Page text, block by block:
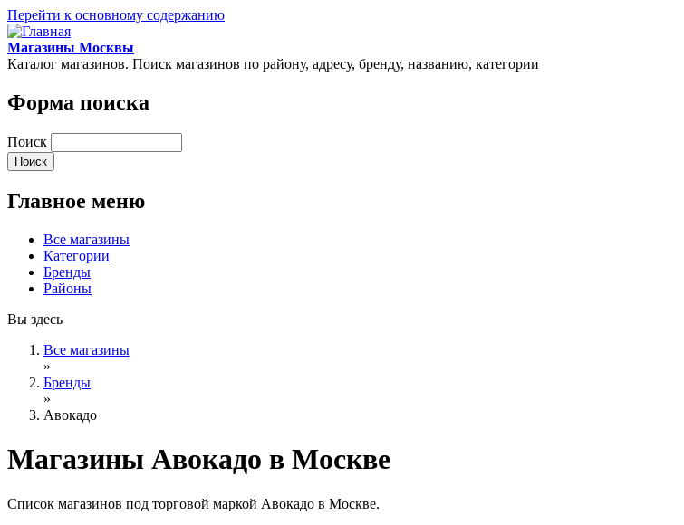
Перейти к основному содержанию
Магазины Москвы
Каталог магазинов. Поиск магазинов по району, адресу, бренду, названию, категории
Форма поиска
Поиск
Главное меню
Все магазины
Категории
Бренды
Районы
Вы здесь
Все магазины
»
Бренды
»
Авокадо
Магазины Авокадо в Москве
Список магазинов под торговой маркой Авокадо в Москве.